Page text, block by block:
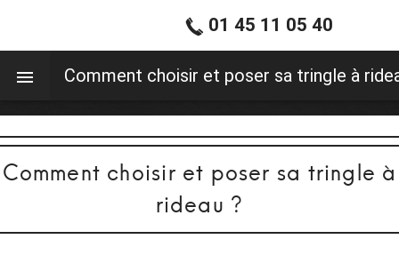
Comment choisir et poser sa tringle à
rideau ?
01 45 11 05 40
Comment choisir et poser sa tringle à